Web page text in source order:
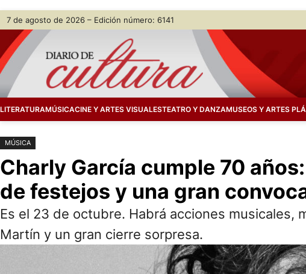
Saltar
contenido
Skip
content
7 de agosto de 2026 – Edición número: 6141
LITERATURAMÚSICACINE Y ARTES VISUALESTEATRO Y DANZAMUSEOS Y ARTES
MÚSICA
Charly García cumple 70
de festejos y una gran
Es el 23 de octubre. Habrá acciones
Martín y un gran cierre sorpresa.